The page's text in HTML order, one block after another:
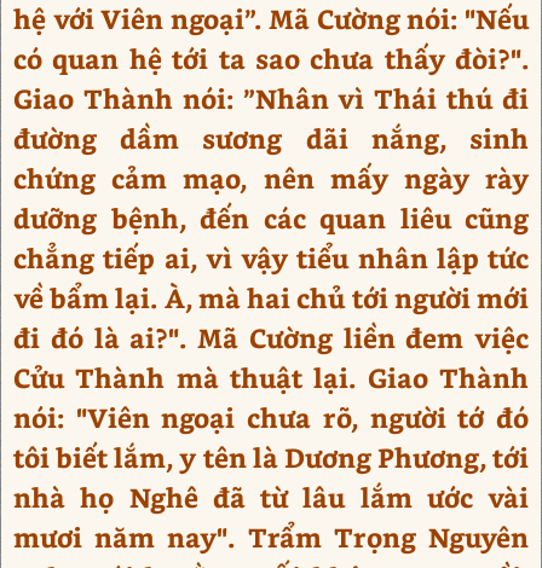
hệ với Viên ngoại”. Mã Cường nói: "Nếu
có quan hệ tới ta sao chưa thấy đòi?".
Giao Thành nói: ”Nhân vì Thái thú đi
đường dầm sương dãi nắng, sinh
chứng cảm mạo, nên mấy ngày rày
dưỡng bệnh, đến các quan liêu cũng
chẳng tiếp ai, vì vậy tiểu nhân lập tức
về bẩm lại. À, mà hai chủ tới người mới
đi đó là ai?". Mã Cường liền đem việc
Cửu Thành mà thuật lại. Giao Thành
nói: "Viên ngoại chưa rõ, người tớ đó
tôi biết lắm, y tên là Dương Phương, tới
nhà họ Nghê đã từ lâu lắm ước vài
mươi năm nay". Trẩm Trọng Nguyên